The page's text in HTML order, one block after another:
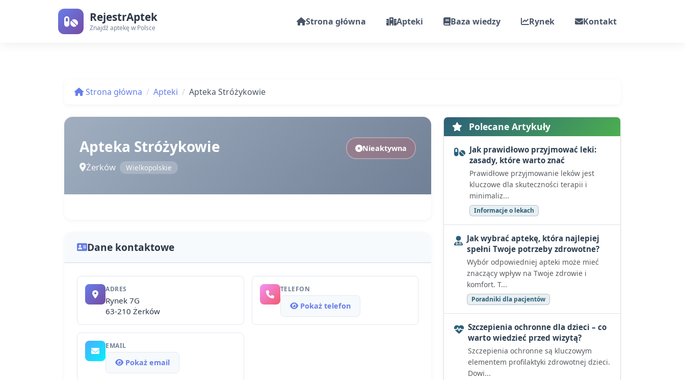
RejestrAptek
Znajdź aptekę w Polsce
Strona główna Apteki Baza wiedzy Rynek Kontakt
Strona główna Apteki Apteka Stróżykowie
Apteka Stróżykowie
Żerków Wielkopolskie
Nieaktywna
Dane kontaktowe
ADRES
Rynek 7G
63-210 Żerków
TELEFON
Pokaż telefon
EMAIL
Pokaż email
Polecane Artykuły
Jak prawidłowo przyjmować leki:
zasady, które warto znać
Prawidłowe przyjmowanie leków jest
kluczowe dla skuteczności terapii i
minimaliz...
Informacje o lekach
Jak wybrać aptekę, która najlepiej
spełni Twoje potrzeby zdrowotne?
Wybór odpowiedniej apteki może mieć
znaczący wpływ na Twoje zdrowie i
komfort. T...
Poradniki dla pacjentów
Szczepienia ochronne dla dzieci – co
warto wiedzieć przed wizytą?
Szczepienia ochronne są kluczowym
elementem profilaktyki zdrowotnej dzieci.
Dowi...